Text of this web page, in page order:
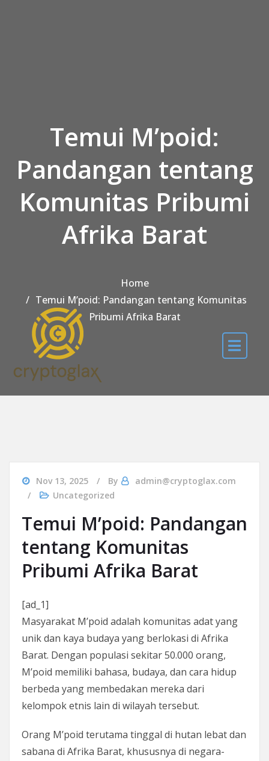
Temui M’poid:
Pandangan tentang
Komunitas Pribumi
Afrika Barat
Home
Temui M’poid: Pandangan tentang Komunitas
Pribumi Afrika Barat
Nov 13, 2025 By
admin@cryptoglax.com
Uncategorized
Temui M’poid: Pandangan
tentang Komunitas
Pribumi Afrika Barat
[ad_1]
Masyarakat M’poid adalah komunitas adat yang
unik dan kaya budaya yang berlokasi di Afrika
Barat. Dengan populasi sekitar 50.000 orang,
M’poid memiliki bahasa, budaya, dan cara hidup
berbeda yang membedakan mereka dari
kelompok etnis lain di wilayah tersebut.
Orang M’poid terutama tinggal di hutan lebat dan
sabana di Afrika Barat, khususnya di negara-